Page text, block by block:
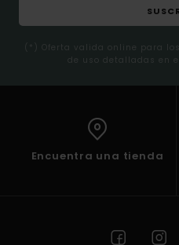
(*) Oferta valida online para
de uso detalladas en
Encuentra una tienda